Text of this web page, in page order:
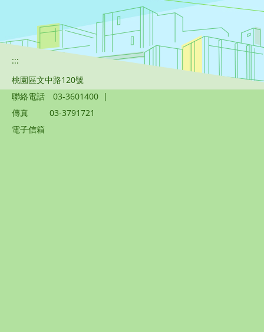
:::
桃園區文中路120號
聯絡電話
03-3601400 |
傳真
03-3791721
電子信箱